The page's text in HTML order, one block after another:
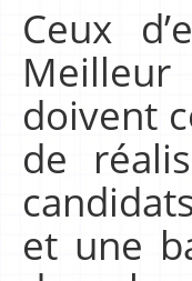
Ceux
doivent
de
et une